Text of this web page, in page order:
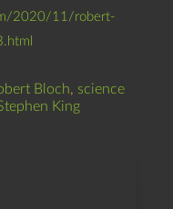
2020/11/robert-
Bloch, science
King